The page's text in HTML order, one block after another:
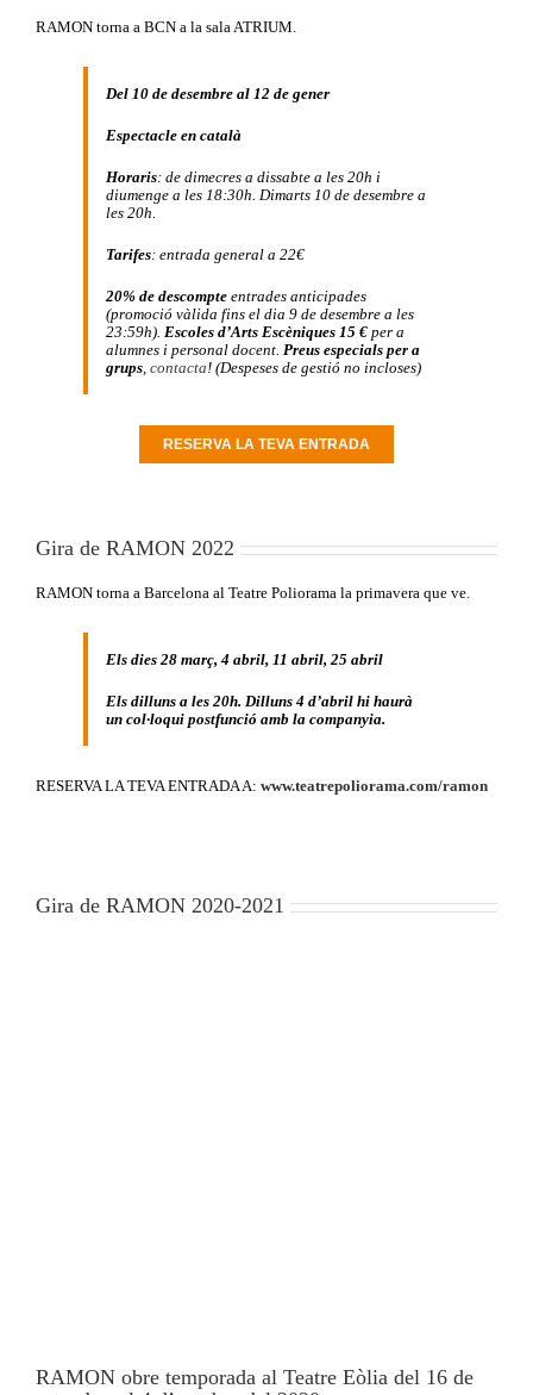
RAMON torna a BCN a la sala ATRIUM.
Del 10 de desembre al 12 de gener
Espectacle en català
Horaris: de dimecres a dissabte a les 20h i
diumenge a les 18:30h. Dimarts 10 de desembre a
les 20h.
Tarifes: entrada general a 22€
20% de descompte entrades anticipades
(promoció vàlida fins el dia 9 de desembre a les
23:59h). Escoles d’Arts Escèniques 15 € per a
alumnes i personal docent. Preus especials per a
grups, contacta! (Despeses de gestió no incloses)
RESERVA LA TEVA ENTRADA
Gira de RAMON 2022
RAMON torna a Barcelona al Teatre Poliorama la primavera que ve.
Els dies 28 març, 4 abril, 11 abril, 25 abril
Els dilluns a les 20h. Dilluns 4 d’abril hi haurà
un col·loqui postfunció amb la companyia.
RESERVA LA TEVA ENTRADA A: www.teatrepoliorama.com/ramon
Gira de RAMON 2020-2021
RAMON obre temporada al Teatre Eòlia del 16 de